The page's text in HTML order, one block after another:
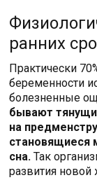
ранних
Практически
беременности
болезненные
бывают
на
становящиеся
сна. Так
развития новой